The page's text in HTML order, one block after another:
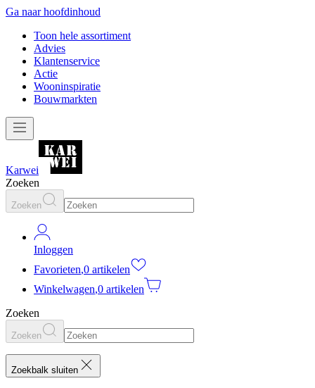
Ga naar hoofdinhoud
Toon hele assortiment
Advies
Klantenservice
Actie
Wooninspiratie
Bouwmarkten
Karwei
Zoeken
Zoeken
Inloggen
Favorieten,0 artikelen
Winkelwagen,0 artikelen
Zoeken
Zoeken
Zoekbalk sluiten